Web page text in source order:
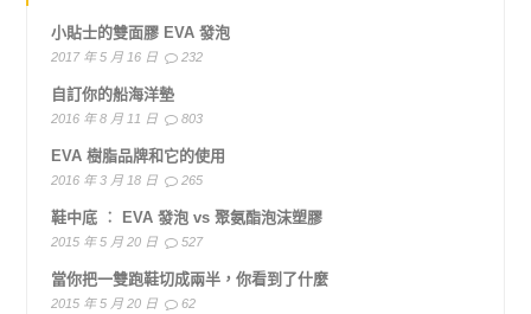
小貼士的雙面膠 EVA 發泡
2017 年 5 月 16 日 232
自訂你的船海洋墊
2016 年 8 月 11 日 803
EVA 樹脂品牌和它的使用
2016 年 3 月 18 日 265
鞋中底 ︰ EVA 發泡 vs 聚氨酯泡沫塑膠
2015 年 5 月 20 日 527
當你把一雙跑鞋切成兩半，你看到了什麼
2015 年 5 月 20 日 62